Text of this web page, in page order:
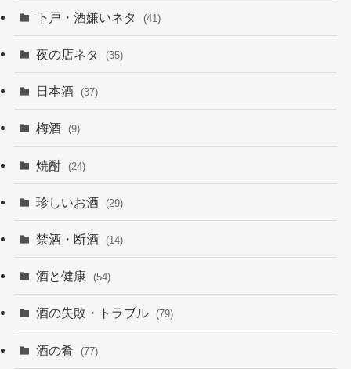
下戸・酒嫌いネタ (41)
夜の店ネタ (35)
日本酒 (37)
梅酒 (9)
焼酎 (24)
珍しいお酒 (29)
禁酒・断酒 (14)
酒と健康 (54)
酒の失敗・トラブル (79)
酒の肴 (77)